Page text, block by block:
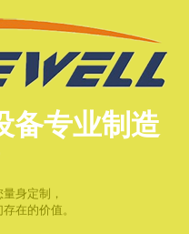
备专业制造
身定制，
在的价值。